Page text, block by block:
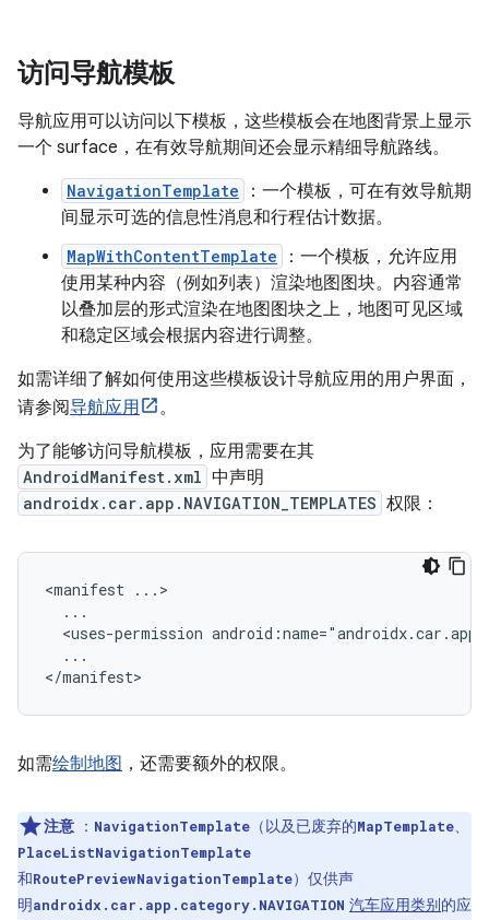
访问导航模板
导航应用可以访问以下模板，这些模板会在地图背景上显示
一个 surface，在有效导航期间还会显示精细导航路线。
NavigationTemplate
：一个模板，可在有效导航期
间显示可选的信息性消息和行程估计数据。
MapWithContentTemplate
：一个模板，允许应用
使用某种内容（例如列表）渲染地图图块。内容通常
以叠加层的形式渲染在地图图块之上，地图可见区域
和稳定区域会根据内容进行调整。
如需详细了解如何使用这些模板设计导航应用的用户界面，
请参阅导航应用
。
为了能够访问导航模板，应用需要在其
AndroidManifest.xml 中声明
androidx.car.app.NAVIGATION_TEMPLATES 权限：
<manifest
<uses-permission
...
如需绘制地图 ，还需要额外的权限。
注意 ： NavigationTemplate （以及已废弃的MapTemplate、
PlaceListNavigationTemplate
和RoutePreviewNavigationTemplate）仅供声
明androidx.car.app.category.NAVIGATION 汽车应用类别的应